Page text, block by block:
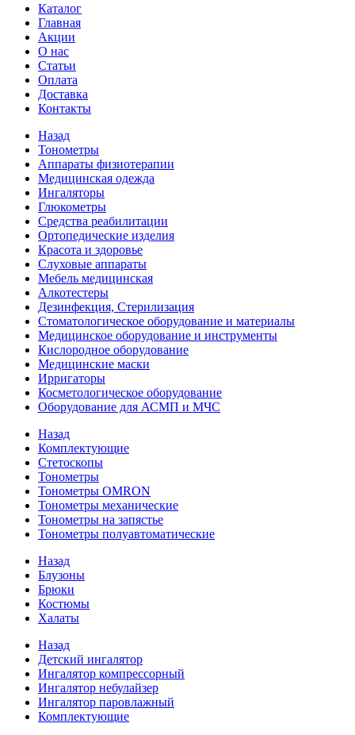
Каталог
Главная
Акции
О нас
Статьи
Оплата
Доставка
Контакты
Назад
Тонометры
Аппараты физиотерапии
Медицинская одежда
Ингаляторы
Глюкометры
Средства реабилитации
Ортопедические изделия
Красота и здоровье
Слуховые аппараты
Мебель медицинская
Алкотестеры
Дезинфекция, Стерилизация
Стоматологическое оборудование и материалы
Медицинское оборудование и инструменты
Кислородное оборудование
Медицинские маски
Ирригаторы
Косметологическое оборудование
Оборудование для АСМП и МЧС
Назад
Комплектующие
Стетоскопы
Тонометры
Тонометры OMRON
Тонометры механические
Тонометры на запястье
Тонометры полуавтоматические
Назад
Блузоны
Брюки
Костюмы
Халаты
Назад
Детский ингалятор
Ингалятор компрессорный
Ингалятор небулайзер
Ингалятор паровлажный
Комплектующие